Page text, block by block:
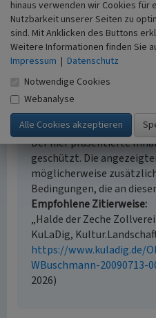
kartierung
Historischer Zeitraum
Beginn 1848
Empfohlene Zitierweise
Urheberrechtlicher
Der hier präsentierte
geschützt. Die
möglicherweise
Bedingungen, die an
Empfohlene Zitierweise
„Halde der Zeche
KuLaDig,
https://www.kuladig.de/
WBuschmann-20090713-
2026)
hinaus verwenden wir Cookies für
Nutzbarkeit unserer Seiten zu
sind. Mit Anklicken des Buttons
Weitere Informationen finden Sie
Impressum | Datenschutz
Notwendige Cookies
Webanalyse